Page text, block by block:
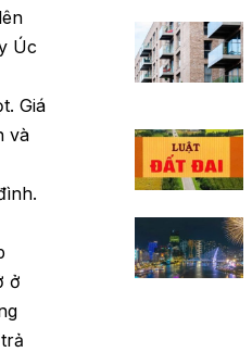
Úc
Giá
và
ở